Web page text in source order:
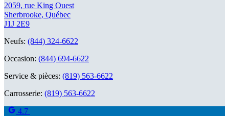
2059, rue King Ouest
Sherbrooke, Québec
J1J 2E9
Neufs: (844) 324-6622
Occasion: (844) 694-6622
Service & pièces: (819) 563-6622
Carrosserie: (819) 563-6622
4.7